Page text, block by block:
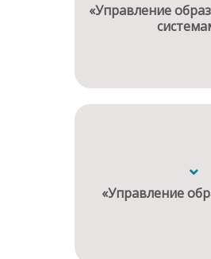
«Управление
«Управление